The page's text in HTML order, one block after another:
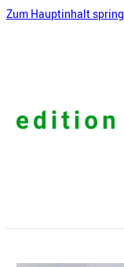
Zum Hauptinhalt